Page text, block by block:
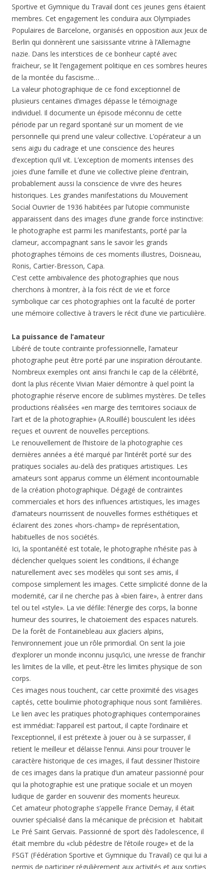
Sportive et Gymnique du Travail dont ces jeunes gens étaient
membres. Cet engagement les conduira aux Olympiades
Populaires de Barcelone, organisés en opposition aux Jeux de
Berlin qui donnèrent une saisissante vitrine à l’Allemagne
nazie. Dans les interstices de ce bonheur capté avec
fraicheur, se lit l’engagement politique en ces sombres heures
de la montée du fascisme…
La valeur photographique de ce fond exceptionnel de
plusieurs centaines d’images dépasse le témoignage
individuel. Il documente un épisode méconnu de cette
période par un regard spontané sur un moment de vie
personnelle qui prend une valeur collective. L’opérateur a un
sens aigu du cadrage et une conscience des heures
d’exception qu’il vit. L’exception de moments intenses des
joies d’une famille et d’une vie collective pleine d’entrain,
probablement aussi la conscience de vivre des heures
historiques. Les grandes manifestations du Mouvement
Social Ouvrier de 1936 habitées par l’utopie communiste
apparaissent dans des images d’une grande force instinctive:
le photographe est parmi les manifestants, porté par la
clameur, accompagnant sans le savoir les grands
photographes témoins de ces moments illustres, Doisneau,
Ronis, Cartier-Bresson, Capa.
C’est cette ambivalence des photographies que nous
cherchons à montrer, à la fois récit de vie et force
symbolique car ces photographies ont la faculté de porter
une mémoire collective à travers le récit d’une vie particulière.
La puissance de l’amateur
Libéré de toute contrainte professionnelle, l’amateur
photographe peut être porté par une inspiration déroutante.
Nombreux exemples ont ainsi franchi le cap de la célébrité,
dont la plus récente Vivian Maier démontre à quel point la
photographie réserve encore de sublimes mystères. De telles
productions réalisées «en marge des territoires sociaux de
l’art et de la photographie» (A.Rouillé) bousculent les idées
reçues et ouvrent de nouvelles perceptions.
Le renouvellement de l’histoire de la photographie ces
dernières années a été marqué par l’intérêt porté sur des
pratiques sociales au-delà des pratiques artistiques. Les
amateurs sont apparus comme un élément incontournable
de la création photographique. Dégagé de contraintes
commerciales et hors des influences artistiques, les images
d’amateurs nourrissent de nouvelles formes esthétiques et
éclairent des zones «hors-champ» de représentation,
habituelles de nos sociétés.
Ici, la spontanéité est totale, le photographe n’hésite pas à
déclencher quelques soient les conditions, il échange
naturellement avec ses modèles qui sont ses amis, il
compose simplement les images. Cette simplicité donne de la
modernité, car il ne cherche pas à «bien faire», à entrer dans
tel ou tel «style». La vie défile: l’énergie des corps, la bonne
humeur des sourires, le chatoiement des espaces naturels.
De la forêt de Fontainebleau aux glaciers alpins,
l’environnement joue un rôle primordial. On sent la joie
d’explorer un monde inconnu jusqu’ici, une ivresse de franchir
les limites de la ville, et peut-être les limites physique de son
corps.
Ces images nous touchent, car cette proximité des visages
captés, cette boulimie photographique nous sont familières.
Le lien avec les pratiques photographiques contemporaines
est immédiat: l’appareil est partout, il capte l’ordinaire et
l’exceptionnel, il est prétexte à jouer ou à se surpasser, il
retient le meilleur et délaisse l’ennui. Ainsi pour trouver le
caractère historique de ces images, il faut dessiner l’histoire
de ces images dans la pratique d’un amateur passionné pour
qui la photographie est une pratique sociale et un moyen
ludique de garder en souvenir des moments heureux.
Cet amateur photographe s’appelle France Demay, il était
ouvrier spécialisé dans la mécanique de précision et habitait
Le Pré Saint Gervais. Passionné de sport dès l’adolescence, il
était membre du «club pédestre de l’étoile rouge» et de la
FSGT (Fédération Sportive et Gymnique du Travail) ce qui lui a
permis de participer régulièrement aux activités et aux sorties